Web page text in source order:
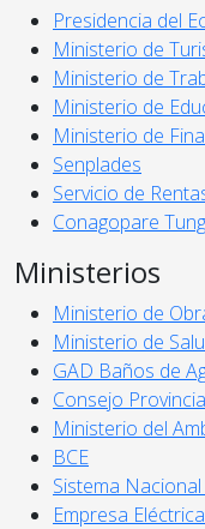
Presidencia del
Ministerio de
Ministerio de
Ministerio de
Ministerio de
Senplades
Servicio de
Conagopare
Ministerios
Ministerio de
Ministerio de
GAD Baños de
Consejo
Ministerio del
BCE
Sistema
Empresa